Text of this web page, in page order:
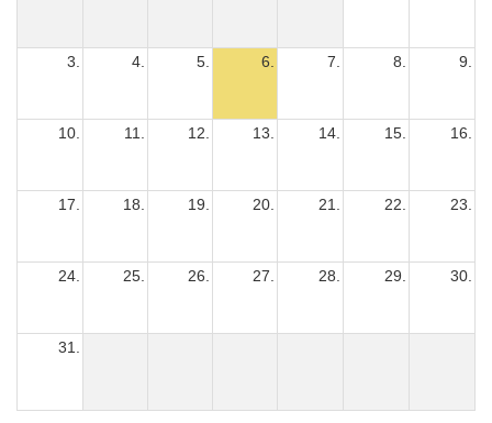
3. 4. 5. 6. 7. 8. 9.
10. 11. 12. 13. 14. 15. 16.
17. 18. 19. 20. 21. 22. 23.
24. 25. 26. 27. 28. 29. 30.
31.